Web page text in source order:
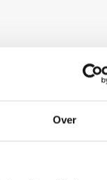
Over
dit
uw e-mail zo